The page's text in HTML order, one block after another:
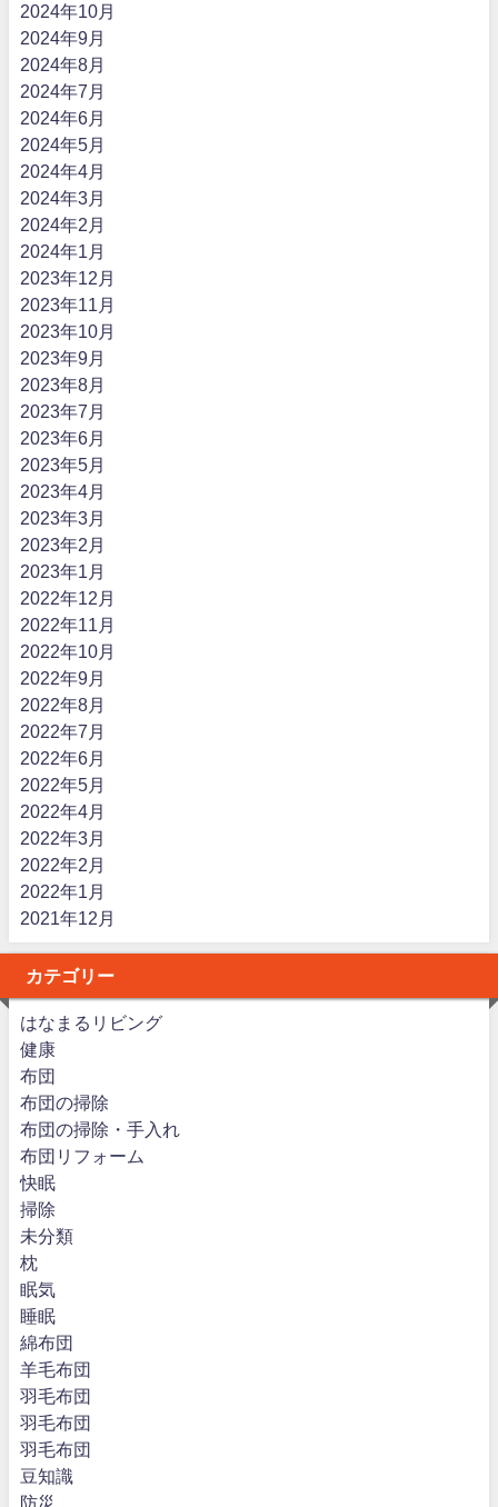
2024年10月
2024年9月
2024年8月
2024年7月
2024年6月
2024年5月
2024年4月
2024年3月
2024年2月
2024年1月
2023年12月
2023年11月
2023年10月
2023年9月
2023年8月
2023年7月
2023年6月
2023年5月
2023年4月
2023年3月
2023年2月
2023年1月
2022年12月
2022年11月
2022年10月
2022年9月
2022年8月
2022年7月
2022年6月
2022年5月
2022年4月
2022年3月
2022年2月
2022年1月
2021年12月
カテゴリー
はなまるリビング
健康
布団
布団の掃除
布団の掃除・手入れ
布団リフォーム
快眠
掃除
未分類
枕
眠気
睡眠
綿布団
羊毛布団
羽毛布団
羽毛布団
羽毛布団
豆知識
防災